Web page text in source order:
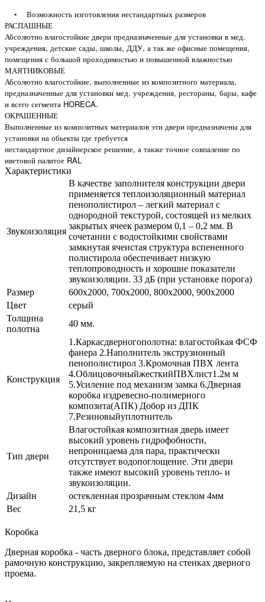
• Возможность изготовления нестандартных размеров
РАСПАШНЫЕ
Абсолютно влагостойкие двери предназначенные для установки в мед.
учреждения, детские сады, школы, ДДУ, а так же офисные помещения,
помещения с большой проходимостью и повышенной влажностью
МАЯТНИКОВЫЕ
Абсолютно влагостойкие, выполненные из композитного материала,
предназначенные для установки мед. учреждения, рестораны, бары, кафе
и всего сегмента HORECA.
ОКРАШЕННЫЕ
Выполненные из композитных материалов эти двери предназначены для
установки на обьекты где требуется
нестандартное дизайнерское решение, а также точное совпаление по
иветовой палитое RAL
Характеристики
Звукоизоляция
В качестве заполнителя конструкции двери
применяется теплоизоляционный материал
пенополистирол – легкий материал с
однородной текстурой, состоящей из мелких
закрытых ячеек размером 0,1 – 0,2 мм. В
сочетании с водостойкими свойствами
замкнутая ячеистая структура вспененного
полистирола обеспечивает низкую
теплопроводность и хорошие показатели
звукоизоляции. 33 дБ (при установке порога)
Размер
600x2000, 700x2000, 800x2000, 900x2000
Цвет
серый
Толщина
полотна
40 мм.
Конструкция
1.Каркасдверногополотна: влагостойкая ФСФ
фанера 2.Наполнитель экструзионный
пенополистирол 3.Кромочная ПВХ лента
4.ОблицовочныйжесткийПВХлист1.2м м
5.Усиление под механизм замка 6.Дверная
коробка издревесно-полимерного
композита(АПК) Добор из ДПК
7.Резиновыйуплотнитель
Тип двери
Влагостойкая композитная дверь имеет
высокий уровень гидрофобности,
непроницаема для пара, практически
отсутствует водопоглощение. Эти двери
также имеют высокий уровень тепло- и
звукоизоляции.
Дизайн
остекленная прозрачным стеклом 4мм
Вес
21,5 кг
Коробка
Дверная коробка - часть дверного блока, представляет собой
рамочную конструкцию, закрепляемую на стенках дверного
проема.